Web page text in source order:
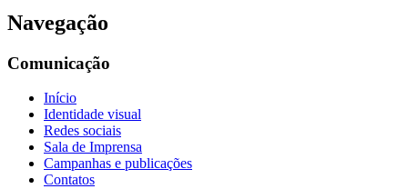
shortcut
activates
screen
help
navigate
interact
Navegação
Comunicação
Início
Identidade visual
Redes sociais
Sala de Imprensa
Campanhas e publicações
Contatos